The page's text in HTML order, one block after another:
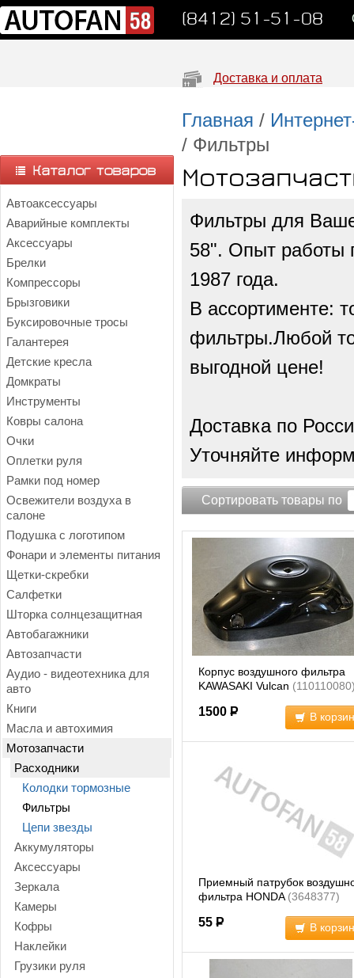
(8412) 51-51-08
Доставка и оплата
Автоаксессуары
Аварийные комплекты
Аксессуары
Брелки
Компрессоры
Брызговики
Буксировочные тросы
Галантерея
Детские кресла
Домкраты
Инструменты
Ковры салона
Очки
Оплетки руля
Рамки под номер
Освежители воздуха в
салоне
Подушка с логотипом
Фонари и элементы питания
Щетки-скребки
Салфетки
Шторка солнцезащитная
Автобагажники
Автозапчасти
Аудио - видеотехника для
авто
Книги
Масла и автохимия
Мотозапчасти
Расходники
Колодки тормозные
Фильтры
Цепи звезды
Аккумуляторы
Аксессуары
Зеркала
Камеры
Кофры
Наклейки
Грузики руля
Главная /
/ Фильтры
Фильтры для
58". Опыт работы
1987 года.
В ассортименте:
фильтры.Любой
выгодной цене!
Доставка по
Уточняйте
Сортировать товары по
Корпус воздушного фильтра
KAWASAKI Vulcan
1500 Р В
Приемный патрубок
фильтра HONDA (3648377)
55 Р В